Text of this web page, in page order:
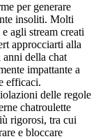
per generare
insoliti. Molti
agli stream creati
approcciarti alla
della chat
impattante a
efficaci.
delle regole
chatroulette
rigorosi, tra cui
e bloccare